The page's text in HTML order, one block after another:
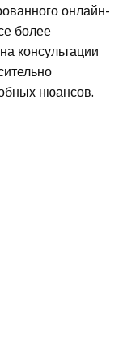
онлайн-
более
консультации
нюансов.